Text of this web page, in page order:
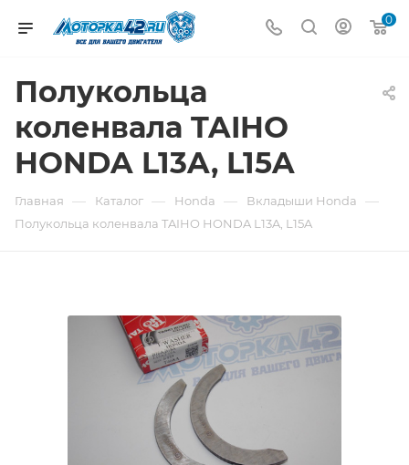
0
Полукольца
коленвала TAIHO
HONDA L13A, L15A
Главная — Каталог — Honda — Вкладыши Honda —
Полукольца коленвала TAIHO HONDA L13A, L15A